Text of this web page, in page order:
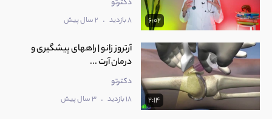
6:02
دکترتو
8 بازدید . 2 سال پیش
2:14
آرتروز زانو | راههای پیشگیری و
درمان آرت ...
دکترتو
18 بازدید . 3 سال پیش